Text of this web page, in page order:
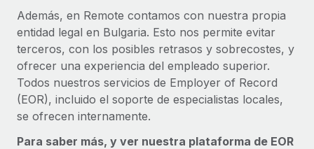
Además, en Remote contamos con nuestra propia
entidad legal en Bulgaria. Esto nos permite evitar
terceros, con los posibles retrasos y sobrecostes, y
ofrecer una experiencia del empleado superior.
Todos nuestros servicios de Employer of Record
(EOR), incluido el soporte de especialistas locales,
se ofrecen internamente.
Para saber más, y ver nuestra plataforma de EOR